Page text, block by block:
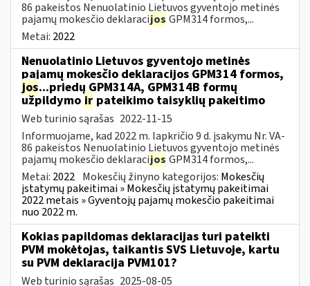
86 pakeistos Nenuolatinio Lietuvos gyventojo metinės
pajamų mokesčio deklaracijos GPM314 formos,...
Metai: 2022
Nenuolatinio Lietuvos gyventojo metinės
pajamų mokesčio deklaracijos GPM314 formos,
jos...priedų GPM314A, GPM314B formų
užpildymo ir pateikimo taisyklių pakeitimo
Web turinio sąrašas 2022-11-15
Informuojame, kad 2022 m. lapkričio 9 d. įsakymu Nr. VA-
86 pakeistos Nenuolatinio Lietuvos gyventojo metinės
pajamų mokesčio deklaracijos GPM314 formos,...
Metai: 2022 Mokesčių žinyno kategorijos: Mokesčių
įstatymų pakeitimai » Mokesčių įstatymų pakeitimai
2022 metais » Gyventojų pajamų mokesčio pakeitimai
nuo 2022 m.
Kokias papildomas deklaracijas turi pateikti
PVM mokėtojas, taikantis SVS Lietuvoje, kartu
su PVM deklaracija PVM101?
Web turinio sąrašas 2025-08-05